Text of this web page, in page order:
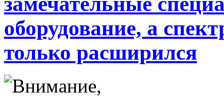
оборудование, а
только расширился